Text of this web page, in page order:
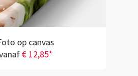
op canvas
€ 12,85*